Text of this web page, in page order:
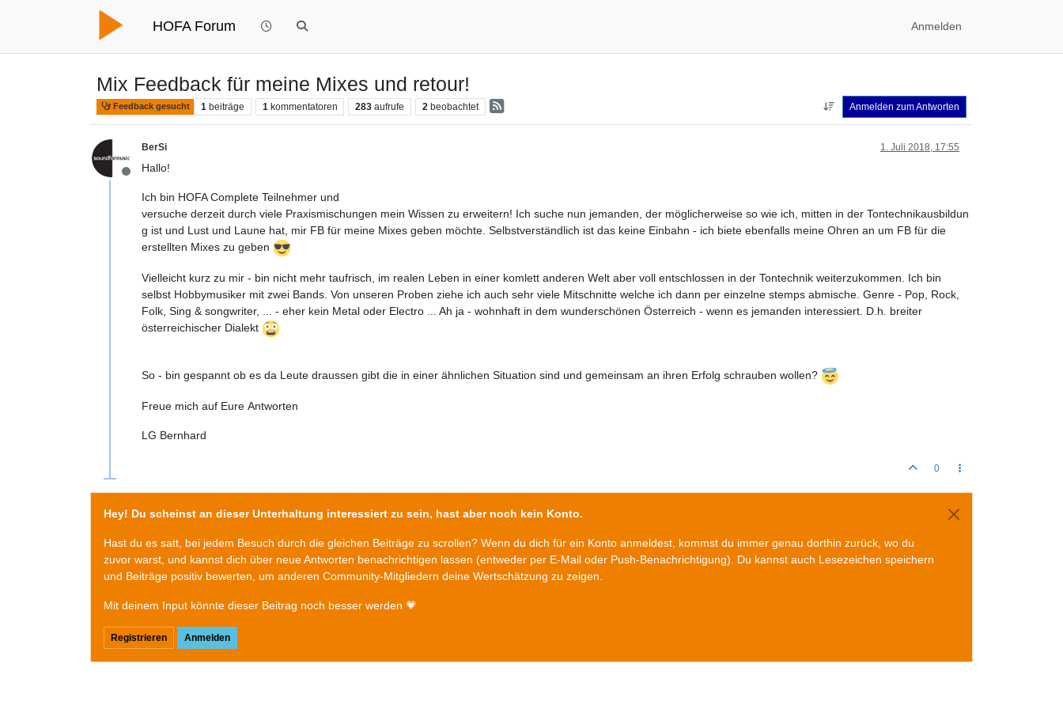
HOFA Forum Anmelden
Mix Feedback für meine Mixes und retour!
Feedback gesucht 1 beiträge 1 kommentatoren 283 aufrufe 2 beobachtet Anmelden zum Antworten
Offline
BerSi 1. Juli 2018, 17:55
Hallo!
Ich bin HOFA Complete Teilnehmer und
versuche derzeit durch viele Praxismischungen mein Wissen zu erweitern! Ich suche nun jemanden, der möglicherweise so wie ich, mitten in der Tontechnikausbildun
g ist und Lust und Laune hat, mir FB für meine Mixes geben möchte. Selbstverständlich ist das keine Einbahn - ich biete ebenfalls meine Ohren an um FB für die
erstellten Mixes zu geben
Vielleicht kurz zu mir - bin nicht mehr taufrisch, im realen Leben in einer komlett anderen Welt aber voll entschlossen in der Tontechnik weiterzukommen. Ich bin
selbst Hobbymusiker mit zwei Bands. Von unseren Proben ziehe ich auch sehr viele Mitschnitte welche ich dann per einzelne stemps abmische. Genre - Pop, Rock,
Folk, Sing & songwriter, ... - eher kein Metal oder Electro ... Ah ja - wohnhaft in dem wunderschönen Österreich - wenn es jemanden interessiert. D.h. breiter
österreichischer Dialekt
So - bin gespannt ob es da Leute draussen gibt die in einer ähnlichen Situation sind und gemeinsam an ihren Erfolg schrauben wollen?
Freue mich auf Eure Antworten
LG Bernhard
0
Hey! Du scheinst an dieser Unterhaltung interessiert zu sein, hast aber noch kein Konto.
Hast du es satt, bei jedem Besuch durch die gleichen Beiträge zu scrollen? Wenn du dich für ein Konto anmeldest, kommst du immer genau dorthin zurück, wo du
zuvor warst, und kannst dich über neue Antworten benachrichtigen lassen (entweder per E-Mail oder Push-Benachrichtigung). Du kannst auch Lesezeichen speichern
und Beiträge positiv bewerten, um anderen Community-Mitgliedern deine Wertschätzung zu zeigen.
Mit deinem Input könnte dieser Beitrag noch besser werden 💗
Registrieren Anmelden